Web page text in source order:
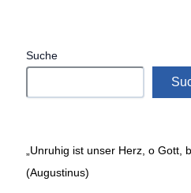
Suche
„Unruhig ist unser Herz, o Gott,
(Augustinus)